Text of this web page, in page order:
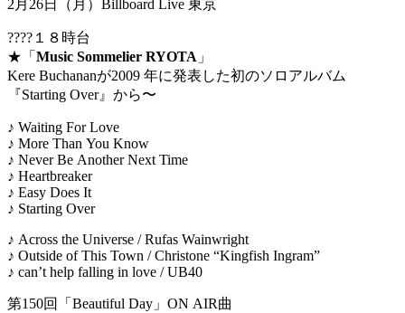
2月26日（月）Billboard Live 東京
????１８時台
★「 Music Sommelier RYOTA 」
Kere Buchananが2009 年に発表した初のソロアルバム
『Starting Over』から〜
♪ Waiting For Love
♪ More Than You Know
♪ Never Be Another Next Time
♪ Heartbreaker
♪ Easy Does It
♪ Starting Over
♪ Across the Universe / Rufas Wainwright
♪ Outside of This Town / Christone “Kingfish Ingram”
♪ can’t help falling in love / UB40
第150回「Beautiful Day」ON AIR曲